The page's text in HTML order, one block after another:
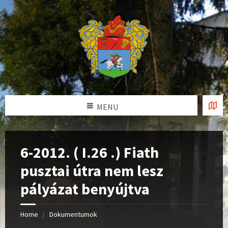
MENU
6-2012. ( I.26 .) Fiath
pusztai útra nem lesz
pályázat benyújtva
Home Dokumentumok